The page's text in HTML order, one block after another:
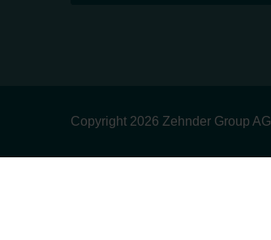
Copyright 2026 Zehnder Group AG